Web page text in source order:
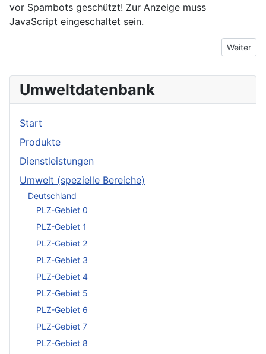
vor Spambots geschützt! Zur Anzeige muss
JavaScript eingeschaltet sein.
Nächster
Weiter
Umweltdatenbank
Start
Produkte
Dienstleistungen
Umwelt (spezielle Bereiche)
Deutschland
PLZ-Gebiet 0
PLZ-Gebiet 1
PLZ-Gebiet 2
PLZ-Gebiet 3
PLZ-Gebiet 4
PLZ-Gebiet 5
PLZ-Gebiet 6
PLZ-Gebiet 7
PLZ-Gebiet 8